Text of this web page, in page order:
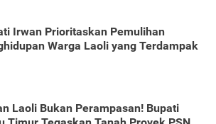
Irwan Prioritaskan Pemulihan
Warga Laoli yang Terdampak
Laoli Bukan Perampasan! Bupati